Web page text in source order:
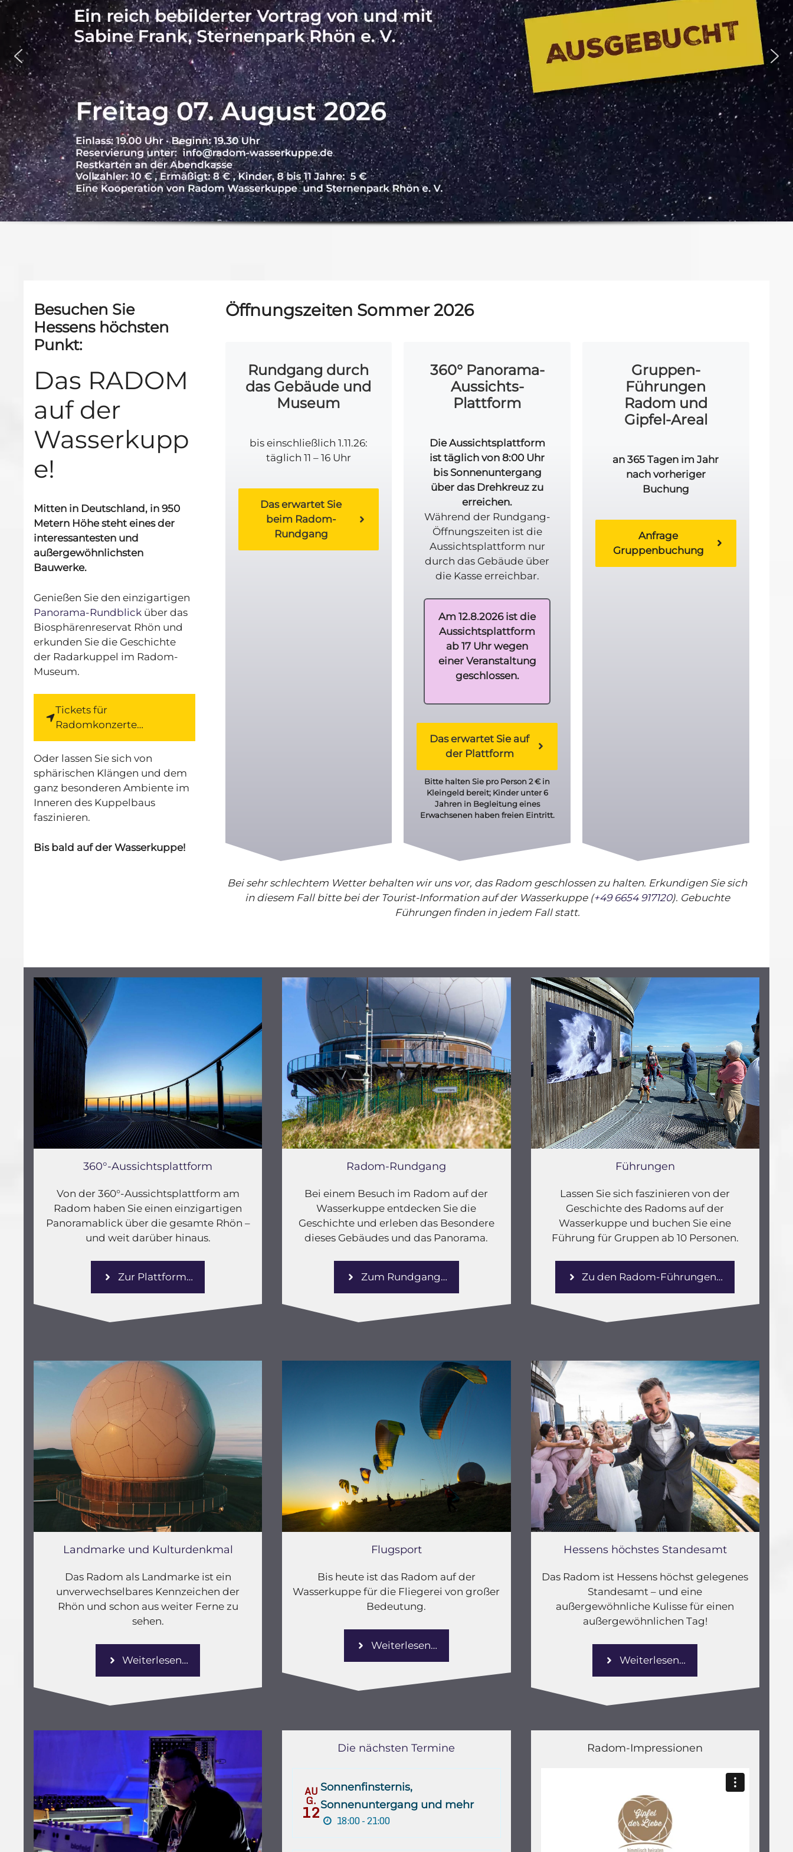
Besuchen Sie
Hessens höchsten
Punkt:
Das RADOM
auf der
Wasserkupp
e!
Mitten in Deutschland, in 950
Metern Höhe steht eines der
interessantesten und
außergewöhnlichsten
Bauwerke.
Genießen Sie den einzigartigen
Panorama-Rundblick über das
Biosphärenreservat Rhön und
erkunden Sie die Geschichte
der Radarkuppel im Radom-
Museum.
Tickets für
Radomkonzerte…
Oder lassen Sie sich von
sphärischen Klängen und dem
ganz besonderen Ambiente im
Inneren des Kuppelbaus
faszinieren.
Bis bald auf der Wasserkuppe!
Öffnungszeiten Sommer 2026
Rundgang durch
das Gebäude und
Museum
bis einschließlich 1.11.26:
täglich 11 – 16 Uhr
Das erwartet Sie
beim Radom-
Rundgang
360° Panorama-
Aussichts-
Plattform
Die Aussichtsplattform
ist täglich von 8:00 Uhr
bis Sonnenuntergang
über das Drehkreuz zu
erreichen.
Während der Rundgang-
Öffnungszeiten ist die
Aussichtsplattform nur
durch das Gebäude über
die Kasse erreichbar.
Am 12.8.2026 ist die
Aussichtsplattform
ab 17 Uhr wegen
einer Veranstaltung
geschlossen.
Das erwartet Sie auf
der Plattform
Bitte halten Sie pro Person 2 € in
Kleingeld bereit; Kinder unter 6
Jahren in Begleitung eines
Erwachsenen haben freien Eintritt.
Gruppen-
Führungen
Radom und
Gipfel-Areal
an 365 Tagen im Jahr
nach vorheriger
Buchung
Anfrage
Gruppenbuchung
Bei sehr schlechtem Wetter behalten wir uns vor, das Radom geschlossen zu halten. Erkundigen Sie sich
in diesem Fall bitte bei der Tourist-Information auf der Wasserkuppe ‪(+49 6654 917120‬). Gebuchte
Führungen finden in jedem Fall statt.
360°-Aussichtsplattform
Von der 360°-Aussichtsplattform am
Radom haben Sie einen einzigartigen
Panoramablick über die gesamte Rhön –
und weit darüber hinaus.
Zur Plattform…
Radom-Rundgang
Bei einem Besuch im Radom auf der
Wasserkuppe entdecken Sie die
Geschichte und erleben das Besondere
dieses Gebäudes und das Panorama.
Zum Rundgang…
Führungen
Lassen Sie sich faszinieren von der
Geschichte des Radoms auf der
Wasserkuppe und buchen Sie eine
Führung für Gruppen ab 10 Personen.
Zu den Radom-Führungen…
Landmarke und Kulturdenkmal
Das Radom als Landmarke ist ein
unverwechselbares Kennzeichen der
Rhön und schon aus weiter Ferne zu
sehen.
Weiterlesen…
Flugsport
Bis heute ist das Radom auf der
Wasserkuppe für die Fliegerei von großer
Bedeutung.
Weiterlesen…
Hessens höchstes Standesamt
Das Radom ist Hessens höchst gelegenes
Standesamt – und eine
außergewöhnliche Kulisse für einen
außergewöhnlichen Tag!
Weiterlesen…
Die nächsten Termine
AU
G.
12
Sonnenfinsternis,
Sonnenuntergang und mehr
18:00 - 21:00
Radom-Impressionen